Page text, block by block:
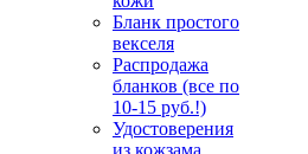
Бланк простого
векселя
Распродажа
бланков (все по
10-15 руб.!)
Удостоверения
из кожзама